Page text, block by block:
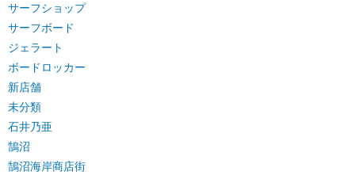
サーフショップ
サーフボード
ジェラート
ボードロッカー
新店舗
未分類
石井乃亜
鵠沼
鵠沼海岸商店街